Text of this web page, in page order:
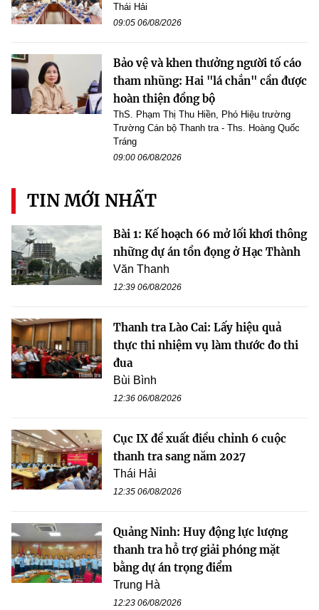
Thái Hải
09:05 06/08/2026
Bảo vệ và khen thưởng người tố cáo
tham nhũng: Hai "lá chắn" cần được
hoàn thiện đồng bộ
ThS. Phạm Thị Thu Hiền, Phó Hiệu trường
Trường Cán bộ Thanh tra - Ths. Hoàng Quốc
Tráng
09:00 06/08/2026
TIN MỚI NHẤT
Bài 1: Kế hoạch 66 mở lối khơi thông
những dự án tồn đọng ở Hạc Thành
Văn Thanh
12:39 06/08/2026
Thanh tra Lào Cai: Lấy hiệu quả
thực thi nhiệm vụ làm thước đo thi
đua
Bùi Bình
12:36 06/08/2026
Cục IX đề xuất điều chỉnh 6 cuộc
thanh tra sang năm 2027
Thái Hải
12:35 06/08/2026
Quảng Ninh: Huy động lực lượng
thanh tra hỗ trợ giải phóng mặt
bằng dự án trọng điểm
Trung Hà
12:23 06/08/2026